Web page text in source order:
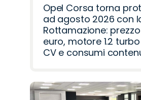
Opel Corsa torna
ad agosto 2026 con
Rottamazione: prezzo
euro, motore 1.2 turbo
CV e consumi